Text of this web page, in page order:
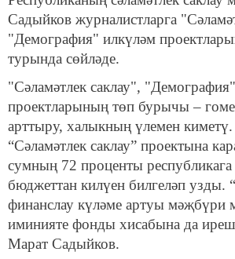
Садыйков журналистларга
"Демография" илкүләм
турында сөйләде.
"Сәламәтлек саклау",
проектларының төп бурычы –
арттыру, халыкның үлемен
“Сәламәтлек саклау” проектына
сумның 72 проценты республикага
бюджеттан килүен билгеләп узды.
финанслау күләме артуы мәҗбүри
иминияте фонды хисабына да
Марат Садыйков.